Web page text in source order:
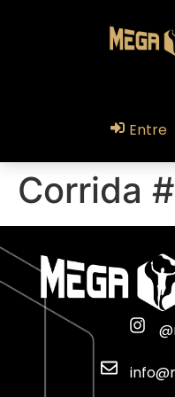
Entre
Corrida